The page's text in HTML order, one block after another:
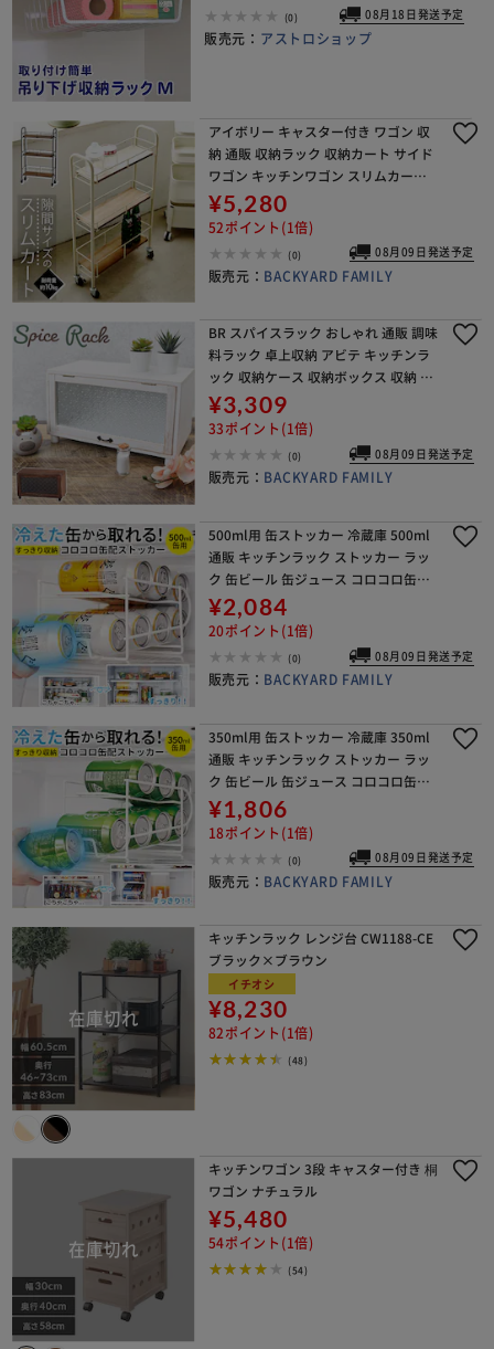
(0) 08月18日発送予定
販売元： アストロショップ
アイボリー キャスター付き ワゴン 収
納 通販 収納ラック 収納カート サイド
ワゴン キッチンワゴン スリムカート
スキマ収納 隙間収納 すきま収納 ZU-6
01 Serein スレン おしゃれ スリ
¥5,280
52ポイント(1倍)
(0) 08月09日発送予定
販売元： BACKYARD FAMILY
BR スパイスラック おしゃれ 通販 調味
料ラック 卓上収納 アビテ キッチンラ
ック 収納ケース 収納ボックス 収納 ケ
ース ボックス かわいい カントリー 木
製 キッチン用品 台所用品 生活雑貨 イ
¥3,309
33ポイント(1倍)
(0) 08月09日発送予定
販売元： BACKYARD FAMILY
500ml用 缶ストッカー 冷蔵庫 500ml
通販 キッチンラック ストッカー ラッ
ク 缶ビール 缶ジュース コロコロ缶配
ストッカー 収納ストッカー ストック
庫内収納 冷蔵庫整理 アイディアグッ
¥2,084
20ポイント(1倍)
(0) 08月09日発送予定
販売元： BACKYARD FAMILY
350ml用 缶ストッカー 冷蔵庫 350ml
通販 キッチンラック ストッカー ラッ
ク 缶ビール 缶ジュース コロコロ缶配
ストッカー 収納ストッカー ストック
庫内収納 冷蔵庫整理 アイディアグッ
¥1,806
18ポイント(1倍)
(0) 08月09日発送予定
販売元： BACKYARD FAMILY
キッチンラック レンジ台 CW1188-CE
ブラック×ブラウン
イチオシ
¥8,230
82ポイント(1倍)
(48)
キッチンワゴン 3段 キャスター付き 桐
ワゴン ナチュラル
¥5,480
54ポイント(1倍)
(54)